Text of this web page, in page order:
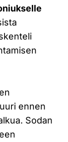
ennen
Sodan